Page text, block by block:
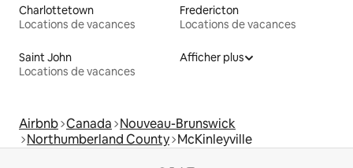
Charlottetown
Locations de vacances
Fredericton
Locations de vacances
Saint John
Locations de vacances
Afficher plus
Airbnb Canada Nouveau-Brunswick
Northumberland County McKinleyville